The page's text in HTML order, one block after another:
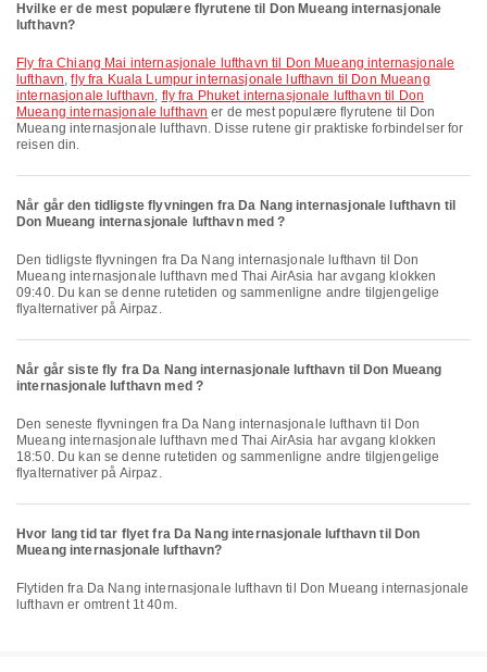
Hvilke er de mest populære flyrutene til Don Mueang internasjonale
lufthavn?
fly fra Chiang Mai internasjonale lufthavn til Don Mueang internasjonale
lufthavn,fly fra Kuala Lumpur internasjonale lufthavn til Don Mueang
internasjonale lufthavn, fly fra Phuket internasjonale lufthavn til Don
Mueang internasjonale lufthavn er de mest populære flyrutene til Don
Mueang internasjonale lufthavn. Disse rutene gir praktiske forbindelser for
reisen din.
Når går den tidligste flyvningen fra Da Nang internasjonale lufthavn til
Don Mueang internasjonale lufthavn med ?
Den tidligste flyvningen fra Da Nang internasjonale lufthavn til Don
Mueang internasjonale lufthavn med Thai AirAsia har avgang klokken
09:40. Du kan se denne rutetiden og sammenligne andre tilgjengelige
flyalternativer på Airpaz.
Når går siste fly fra Da Nang internasjonale lufthavn til Don Mueang
internasjonale lufthavn med ?
Den seneste flyvningen fra Da Nang internasjonale lufthavn til Don
Mueang internasjonale lufthavn med Thai AirAsia har avgang klokken
18:50. Du kan se denne rutetiden og sammenligne andre tilgjengelige
flyalternativer på Airpaz.
Hvor lang tid tar flyet fra Da Nang internasjonale lufthavn til Don
Mueang internasjonale lufthavn?
Flytiden fra Da Nang internasjonale lufthavn til Don Mueang internasjonale
lufthavn er omtrent 1t 40m.